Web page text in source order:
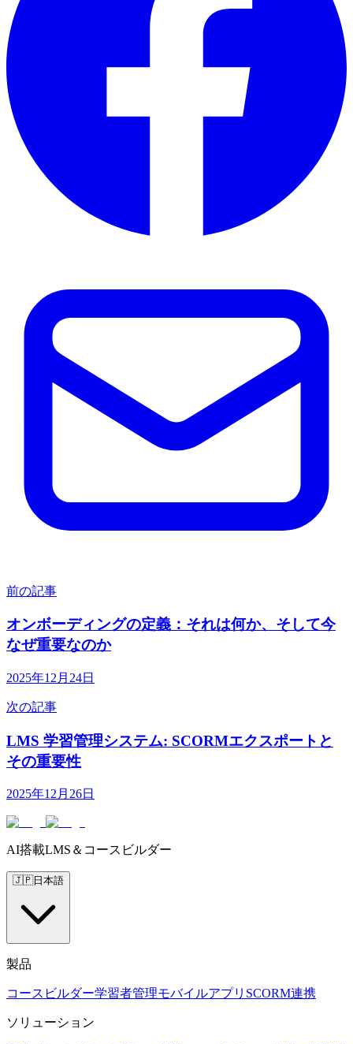
前の記事
オンボーディングの定義：それは何か、そして今
なぜ重要なのか
2025年12月24日
次の記事
LMS 学習管理システム: SCORMエクスポートと
その重要性
2025年12月26日
AI搭載LMS＆コースビルダー
🇯🇵日本語
製品
コースビルダー学習者管理モバイルアプリ SCORM連携
ソリューション